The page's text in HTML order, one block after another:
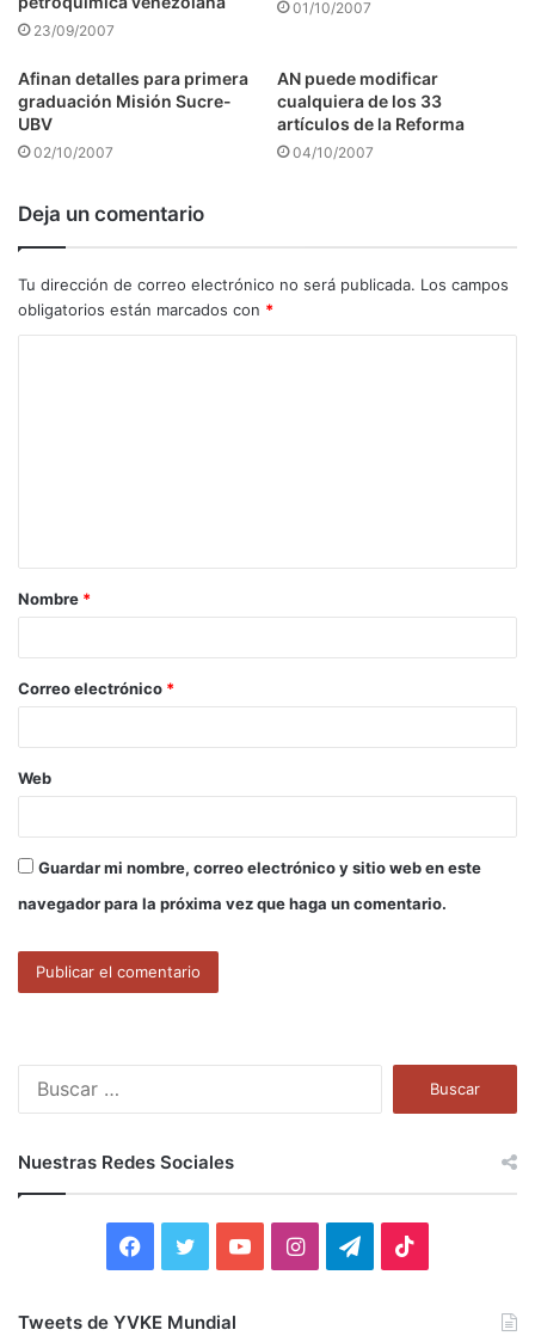
23/09/2007
01/10/2007
Afinan detalles para primera
graduación Misión Sucre-
UBV
02/10/2007
AN puede modificar
cualquiera de los 33
artículos de la Reforma
04/10/2007
Deja un comentario
Tu dirección de correo electrónico no será publicada. Los campos
obligatorios están marcados con *
a
r
*
Nombre *
Correo electrónico *
Web
Guardar mi nombre, correo electrónico y sitio web en este
navegador para la próxima vez que haga un comentario.
:
Nuestras Redes Sociales
I
Tweets de YVKE Mundial